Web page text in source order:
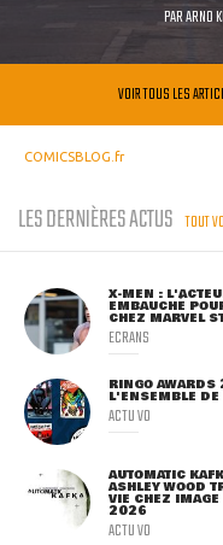
PARARNO
VOIR TOUS LES
COMICSBLOG.fr
LES DERNIÈRES ACTUS TOUT
X-MEN :
EMBAUCHÉ
CHEZ MARVEL
ECRANS
RINGO
L'ENSEMBLE DE
ACTU VO
AUTOMATIC
ASHLEY WOOD
VIE CHEZ
2026
ACTU VO